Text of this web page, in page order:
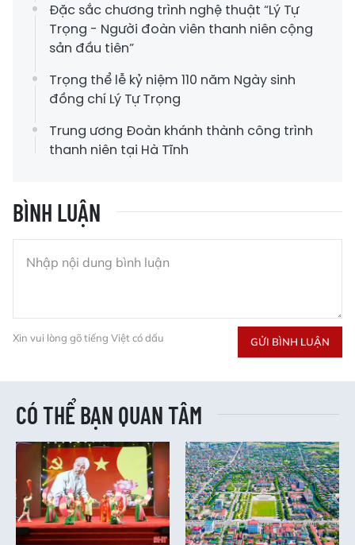
Đặc sắc chương trình nghệ thuật “Lý Tự
Trọng - Người đoàn viên thanh niên cộng
sản đầu tiên”
Trọng thể lễ kỷ niệm 110 năm Ngày sinh
đồng chí Lý Tự Trọng
Trung ương Đoàn khánh thành công trình
thanh niên tại Hà Tĩnh
BÌNH LUẬN
Xin vui lòng gõ tiếng Việt có dấu GỬI BÌNH LUẬN
CÓ THỂ BẠN QUAN TÂM